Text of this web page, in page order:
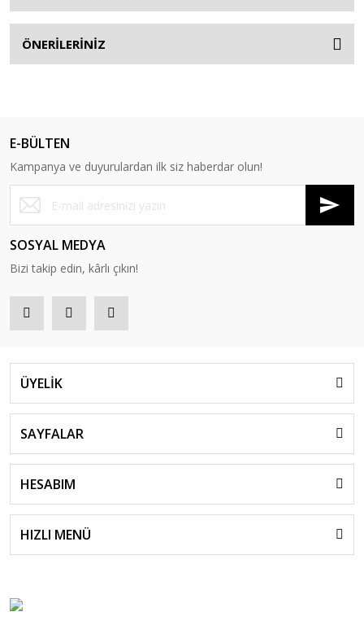
ÖNERİLERİNİZ
E-BÜLTEN
Kampanya ve duyurulardan ilk siz haberdar olun!
SOSYAL MEDYA
Bizi takip edin, kârlı çıkın!
ÜYELİK
SAYFALAR
HESABIM
HIZLI MENÜ